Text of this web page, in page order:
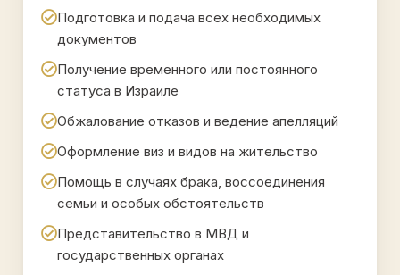
Подготовка и подача всех необходимых
документов
Получение временного или постоянного
статуса в Израиле
Обжалование отказов и ведение апелляций
Оформление виз и видов на жительство
Помощь в случаях брака, воссоединения
семьи и особых обстоятельств
Представительство в МВД и
государственных органах